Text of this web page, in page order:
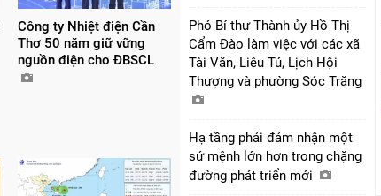
Công ty Nhiệt điện Cần
Thơ 50 năm giữ vững
nguồn điện cho ĐBSCL
Phó Bí thư Thành ủy Hồ Thị
Cẩm Đào làm việc với các xã
Tài Văn, Liêu Tú, Lịch Hội
Thượng và phường Sóc Trăng
Hạ tầng phải đảm nhận một
sứ mệnh lớn hơn trong chặng
đường phát triển mới